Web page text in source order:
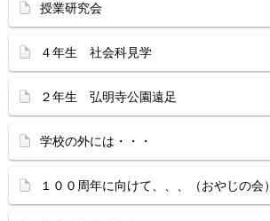
授業研究会
４年生 社会科見学
２年生 弘明寺公園遠足
学校の外には・・・
１００周年に向けて、、、（おやじの会）